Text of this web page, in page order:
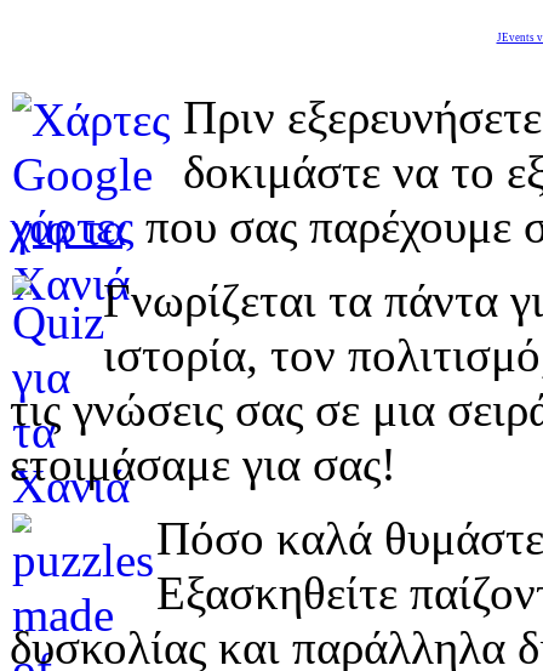
JEvents
Πριν
δοκιμάστε να το
χάρτες που σας παρέχουμε
Γνωρίζεται τα πάντα
ιστορία, τον
τις γνώσεις σας σε μια
ετοιμάσαμε για σας!
Πόσο καλά
Εξασκηθείτε
δυσκολίας και παράλληλα